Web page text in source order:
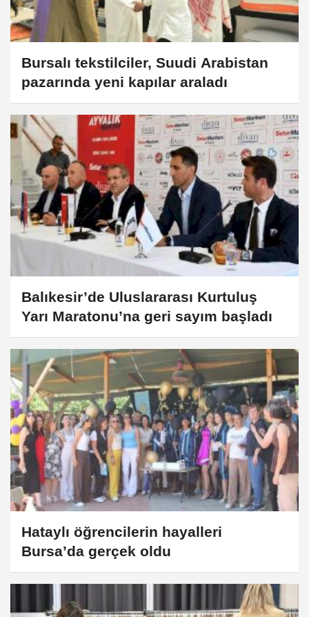
Bursalı tekstilciler, Suudi Arabistan
pazarında yeni kapılar araladı
Balıkesir’de Uluslararası Kurtuluş
Yarı Maratonu’na geri sayım başladı
Hataylı öğrencilerin hayalleri
Bursa’da gerçek oldu